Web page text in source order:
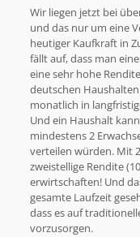
Wir liegen jetzt bei
und das nur um eine
heutiger Kaufkraft in
fällt auf, dass man
eine sehr hohe
deutschen
monatlich in
Und ein Haushalt
mindestens 2
verteilen würden. Mit
zweistellige Rendite
erwirtschaften! Und
gesamte Laufzeit
dass es auf
vorzusorgen.